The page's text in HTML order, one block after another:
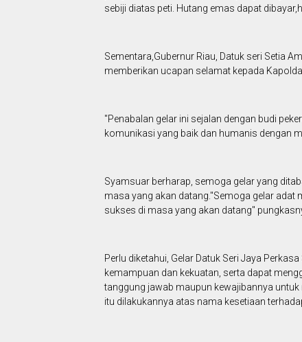
sebiji diatas peti. Hutang emas dapat
Sementara,Gubernur Riau, Datuk seri Setia
memberikan ucapan selamat kepada Kapolda
"Penabalan gelar ini sejalan dengan budi
komunikasi yang baik dan humanis dengan
Syamsuar berharap, semoga gelar yang
masa yang akan datang."Semoga gelar adat
sukses di masa yang akan datang"
Perlu diketahui, Gelar Datuk Seri Jaya
kemampuan dan kekuatan, serta dapat
tanggung jawab maupun kewajibannya
itu dilakukannya atas nama kesetiaan